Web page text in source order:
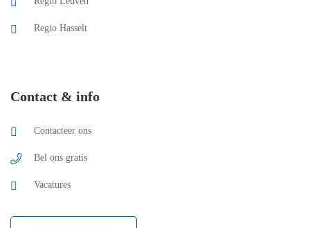
Regio Hasselt
Contact & info
Contacteer ons
Bel ons gratis
Vacatures